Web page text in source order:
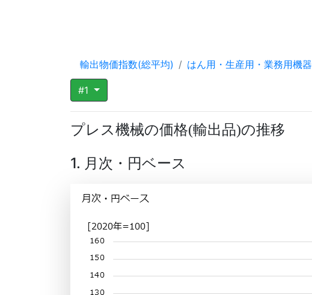
輸出物価指数(総平均) はん用・生産用・業務用機器
#1
プレス機械の価格(輸出品)の推移
1. 月次・円ベース